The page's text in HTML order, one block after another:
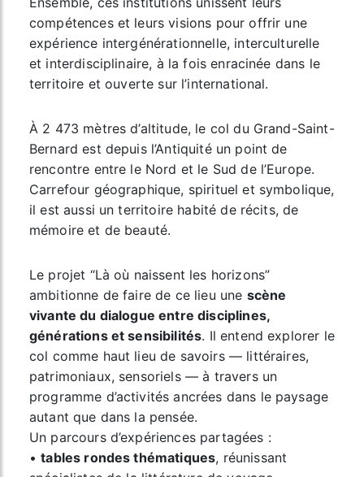
compétences et leurs visions pour offrir une
expérience intergénérationnelle, interculturelle
et interdisciplinaire, à la fois enracinée dans le
territoire et ouverte sur l’international.
À 2 473 mètres d’altitude, le col du Grand-Saint-
Bernard est depuis l’Antiquité un point de
rencontre entre le Nord et le Sud de l’Europe.
Carrefour géographique, spirituel et symbolique,
il est aussi un territoire habité de récits, de
mémoire et de beauté.
Le projet “Là où naissent les horizons”
ambitionne de faire de ce lieu une scène
vivante du dialogue entre disciplines,
générations et sensibilités. Il entend explorer le
col comme haut lieu de savoirs — littéraires,
patrimoniaux, sensoriels — à travers un
programme d’activités ancrées dans le paysage
autant que dans la pensée.
Un parcours d’expériences partagées :
•tables rondes thématiques, réunissant